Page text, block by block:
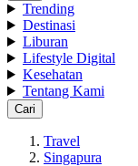
Trending
Destinasi
Liburan
Lifestyle Digital
Kesehatan
Tentang Kami
Cari
Travel
Singapura